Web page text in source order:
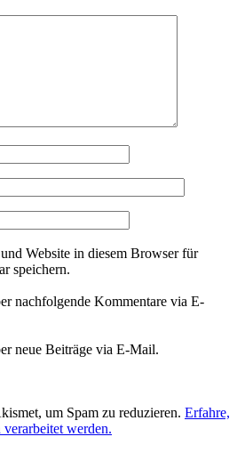
Website in diesem Browser für
speichern.
nachfolgende Kommentare via E-
neue Beiträge via E-Mail.
um Spam zu reduzieren. Erfahre,
werden.